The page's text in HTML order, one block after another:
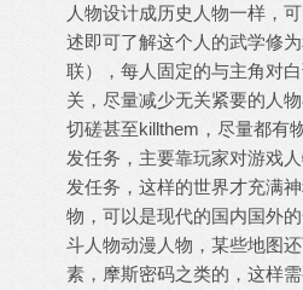
人物设计成历史人物一样，
述即可了解这个人的武学修
联），每人固定的与主角对
关，尽量减少无关紧要的人
切磋甚至killthem，尽量都有
发任务，主要靠玩家对游戏
发任务，这样的世界才充满
物，可以是现代的国内国外
斗人物动漫人物，某些地图
素，摩斯密码之类的，这样